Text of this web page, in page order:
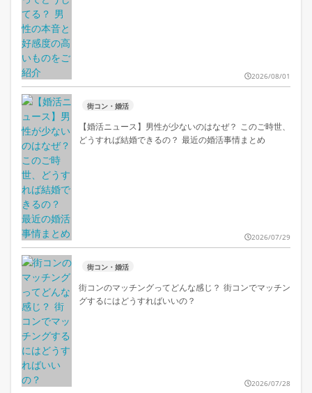
2026/08/01
街コン・婚活
【婚活ニュース】男性が少ないのはなぜ？ このご時世、
どうすれば結婚できるの？ 最近の婚活事情まとめ
2026/07/29
街コン・婚活
街コンのマッチングってどんな感じ？ 街コンでマッチン
グするにはどうすればいいの？
2026/07/28